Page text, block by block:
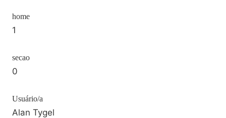
home
1
secao
0
Usuário/a
Alan Tygel